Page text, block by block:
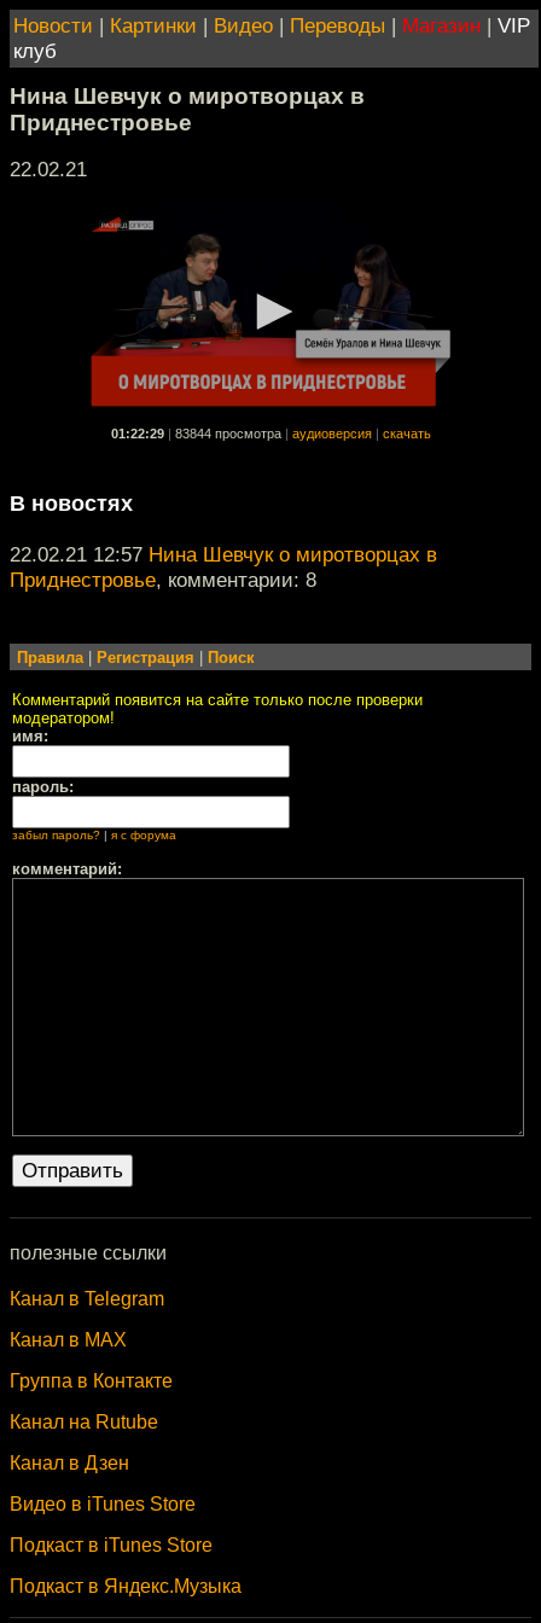
Новости | Картинки | Видео | Переводы | Магазин | VIP
клуб
Нина Шевчук о миротворцах в
Приднестровье
22.02.21
01:22:29 83844 просмотра аудиоверсия скачать
В новостях
22.02.21 12:57 Нина Шевчук о миротворцах в
Приднестровье, комментарии: 8
Правила| Регистрация Поиск
Комментарий появится на сайте только после проверки
модератором!
имя:
пароль:
забыл пароль? я с форума
комментарий:
полезные ссылки
Канал в Telegram
Канал в MAX
Группа в Контакте
Канал на Rutube
Канал в Дзен
Видео в iTunes Store
Подкаст в iTunes Store
Подкаст в Яндекс.Музыка